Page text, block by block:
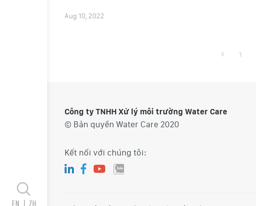
en | zh
Aug 10, 2022
1
Công ty TNHH Xử lý môi trường Water Care
© Bản quyền Water Care 2020
Kết nối với chúng tôi: